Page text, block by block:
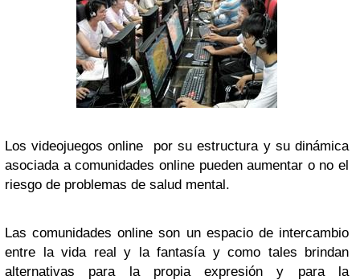
Los videojuegos online por su estructura y su dinámica
asociada a comunidades online pueden aumentar o no el
riesgo de problemas de salud mental.
Las comunidades online son un espacio de intercambio
entre la vida real y la fantasía y como tales brindan
alternativas para la propia expresión y para la